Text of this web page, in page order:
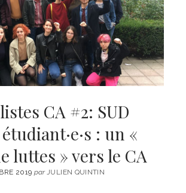
CA #2: SUD
: un «
luttes » vers le CA
2019 parJULIEN QUINTIN